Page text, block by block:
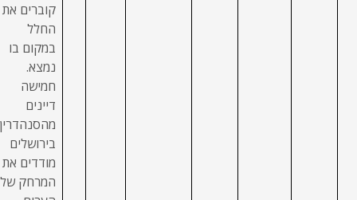
קוברים את
החלל
במקום בו
נמצא.
חמישה
דיינים
מהסנהדרין
בירושלים
מודדים את
המרחק של